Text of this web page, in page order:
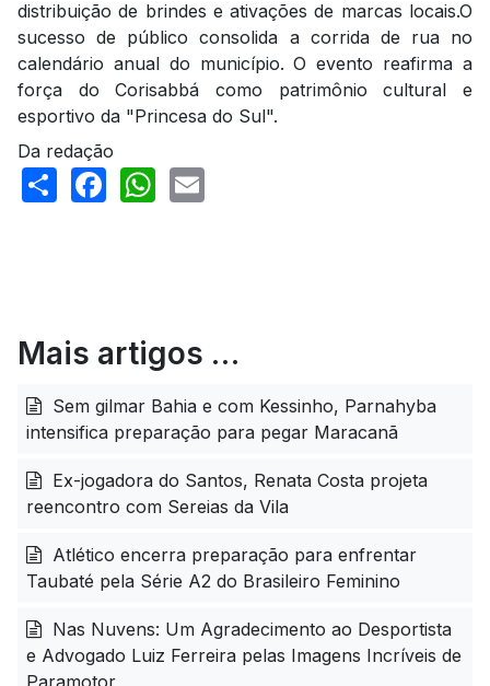
distribuição de brindes e ativações de marcas locais.O
sucesso de público consolida a corrida de rua no
calendário anual do município. O evento reafirma a
força do Corisabbá como patrimônio cultural e
esportivo da "Princesa do Sul".
Da redação
ShareFacebook
WhatsApp
Mais artigos …
Sem gilmar Bahia e com Kessinho, Parnahyba
intensifica preparação para pegar Maracanã
Ex-jogadora do Santos, Renata Costa projeta
reencontro com Sereias da Vila
Atlético encerra preparação para enfrentar
Taubaté pela Série A2 do Brasileiro Feminino
Nas Nuvens: Um Agradecimento ao Desportista
e Advogado Luiz Ferreira pelas Imagens Incríveis de
Paramotor